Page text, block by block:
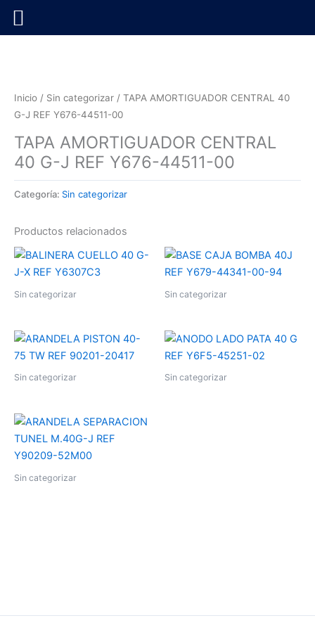
Inicio / Sin categorizar / TAPA AMORTIGUADOR CENTRAL 40
G-J REF Y676-44511-00
TAPA AMORTIGUADOR CENTRAL
40 G-J REF Y676-44511-00
Categoría: Sin categorizar
Productos relacionados
Sin categorizar Sin categorizar
Sin categorizar Sin categorizar
Sin categorizar